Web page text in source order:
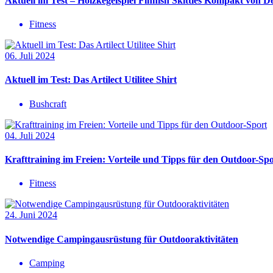
Fitness
06. Juli 2024
Aktuell im Test: Das Artilect Utilitee Shirt
Bushcraft
04. Juli 2024
Krafttraining im Freien: Vorteile und Tipps für den Outdoor-
Fitness
24. Juni 2024
Notwendige Campingausrüstung für Outdooraktivitäten
Camping